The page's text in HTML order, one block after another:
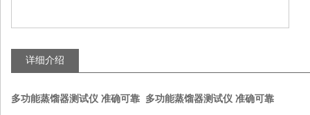
详细介绍
多功能蒸馏器测试仪 准确可靠 多功能蒸馏器测试仪 准确可靠